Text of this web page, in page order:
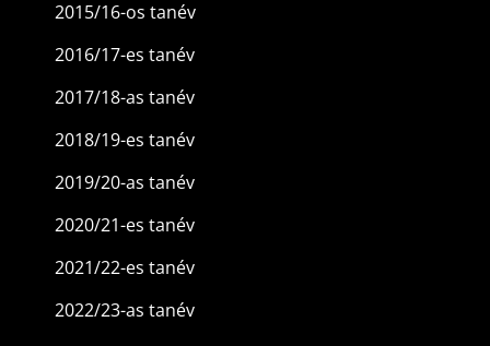
2015/16-os tanév
2016/17-es tanév
2017/18-as tanév
2018/19-es tanév
2019/20-as tanév
2020/21-es tanév
2021/22-es tanév
2022/23-as tanév